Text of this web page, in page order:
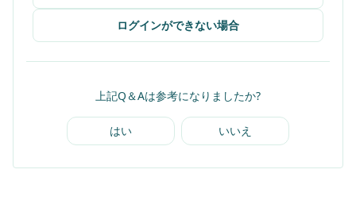
ログインができない場合
上記Q＆Aは参考になりましたか?
はい いいえ